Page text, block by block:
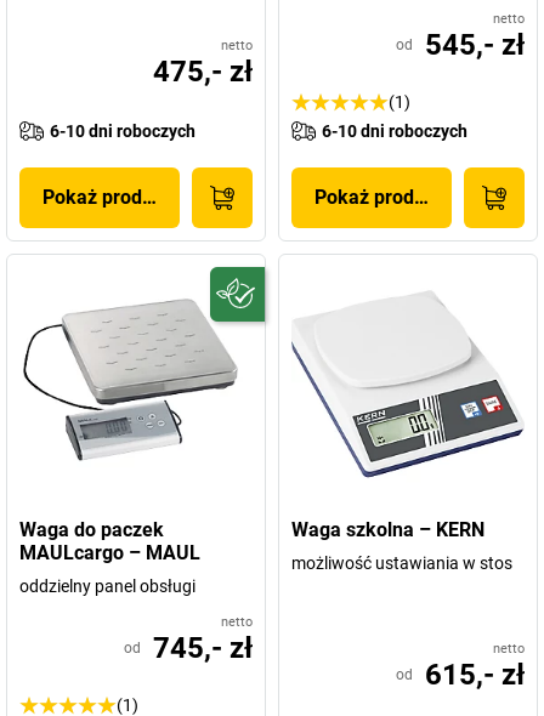
netto
475,- zł
6-10 dni roboczych
Pokaż produkt
netto
od 545,- zł
(1)
6-10 dni roboczych
Pokaż produkt
Waga do paczek
MAULcargo – MAUL
oddzielny panel obsługi
netto
od 745,- zł
(1)
Waga szkolna – KERN
możliwość ustawiania w stos
netto
od 615,- zł